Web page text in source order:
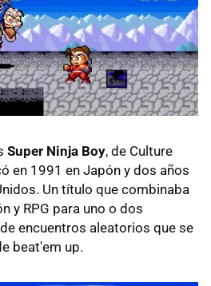
Super Ninja Boy, de Culture
en 1991 en Japón y dos años
Un título que combinaba
y RPG para uno o dos
encuentros aleatorios que se
beat'em up.